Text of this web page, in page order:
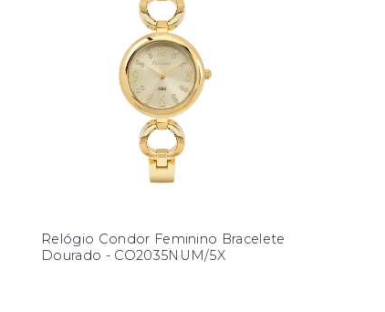
Relógio Condor Feminino Bracelete
Dourado - CO2035NUM/5X